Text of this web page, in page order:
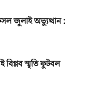
জুলাই অভ্যুত্থান :
বিপ্লব স্মৃতি ফুটবল